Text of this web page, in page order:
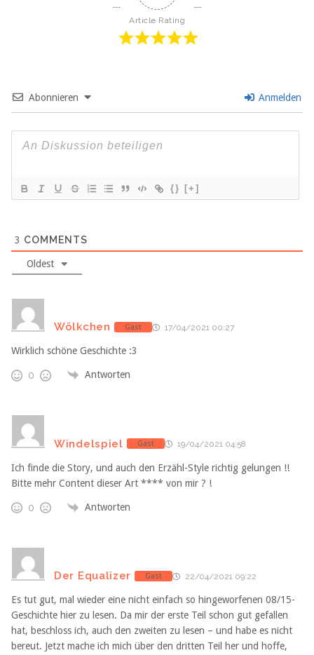
Article Rating
Abonnieren Anmelden
{} [+]
3 COMMENTS
Oldest
Wölkchen Gast 17/04/2021 00:27
Wirklich schöne Geschichte :3
0 Antworten
Windelspiel Gast 19/04/2021 04:58
Ich finde die Story, und auch den Erzähl-Style richtig gelungen !!
Bitte mehr Content dieser Art **** von mir ? !
0 Antworten
Der Equalizer Gast 22/04/2021 09:22
Es tut gut, mal wieder eine nicht einfach so hingeworfenen 08/15-
Geschichte hier zu lesen. Da mir der erste Teil schon gut gefallen
hat, beschloss ich, auch den zweiten zu lesen – und habe es nicht
bereut. Jetzt mache ich mich über den dritten Teil her und hoffe,